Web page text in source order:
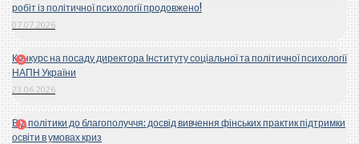
робіт із політичної психології продовжено!
07.07.2026
Конкурс на посаду директора Інституту соціальної та політичної психології
НАПН України
23.06.2026
Від політики до благополуччя: досвід вивчення фінських практик підтримки
освіти в умовах криз